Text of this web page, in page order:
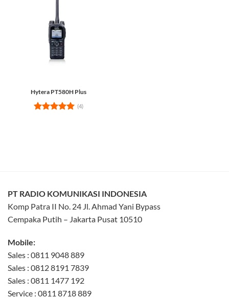
Hytera PT580H Plus
(4)
PT RADIO KOMUNIKASI INDONESIA
Komp Patra II No. 24 Jl. Ahmad Yani Bypass
Cempaka Putih – Jakarta Pusat 10510
Mobile:
Sales : 0811 9048 889
Sales : 0812 8191 7839
Sales : 0811 1477 192
Service : 0811 8718 889